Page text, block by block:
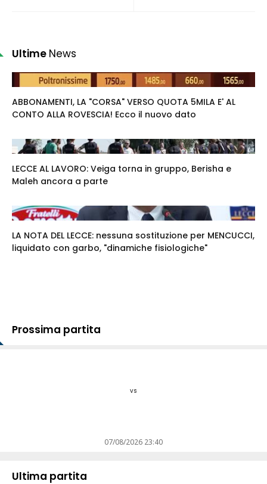
Ultime News
ABBONAMENTI, LA "CORSA" VERSO QUOTA 5MILA E' AL
CONTO ALLA ROVESCIA! Ecco il nuovo dato
LECCE AL LAVORO: Veiga torna in gruppo, Berisha e
Maleh ancora a parte
LA NOTA DEL LECCE: nessuna sostituzione per MENCUCCI,
liquidato con garbo, "dinamiche fisiologiche"
Prossima partita
vs
07/08/2026 23:40
Ultima partita